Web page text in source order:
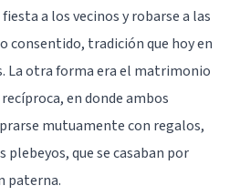
a los vecinos y robarse a las
consentido, tradición que hoy en
La otra forma era el matrimonio
en donde ambos
mutuamente con regalos,
que se casaban por
paterna.